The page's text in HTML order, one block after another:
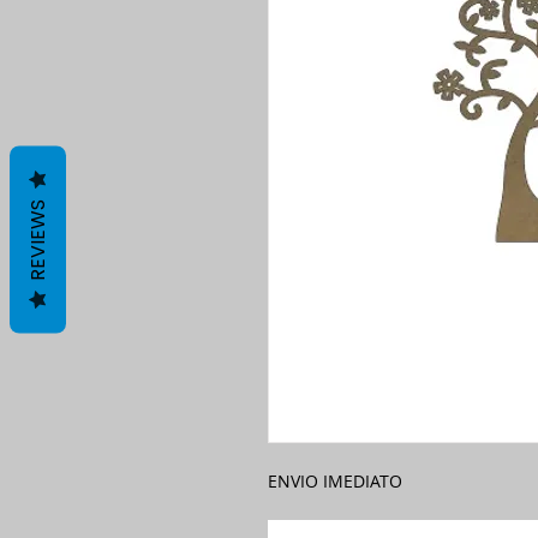
ENVIO IMEDIATO
REVIEWS